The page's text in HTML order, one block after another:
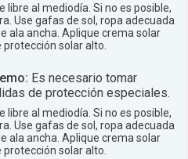
libre al mediodía. Si no es posible,
Use gafas de sol, ropa adecuada
ala ancha. Aplique crema solar
solar alto.
Es necesario tomar
de protección especiales.
libre al mediodía. Si no es posible,
Use gafas de sol, ropa adecuada
ala ancha. Aplique crema solar
solar alto.